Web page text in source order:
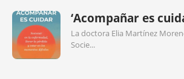
‘Acompañar es
La doctora Elia Martínez
Socie...